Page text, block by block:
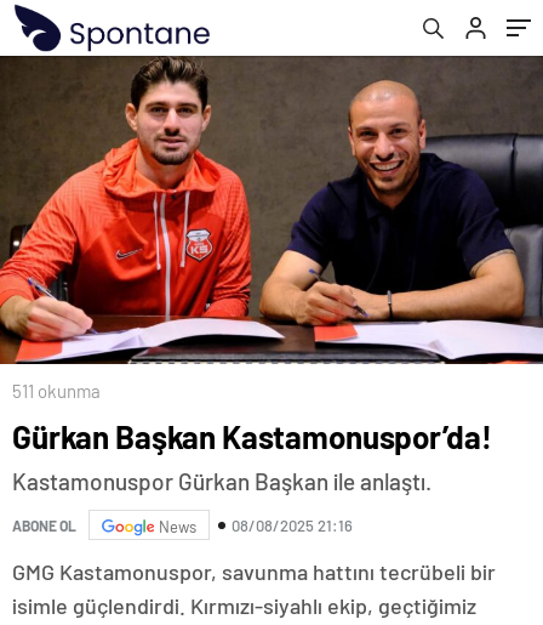
511 okunma
Gürkan Başkan Kastamonuspor’da!
Kastamonuspor Gürkan Başkan ile anlaştı.
ABONE OL News 08/08/2025 21:16
GMG Kastamonuspor, savunma hattını tecrübeli bir
isimle güçlendirdi. Kırmızı-siyahlı ekip, geçtiğimiz